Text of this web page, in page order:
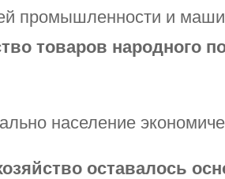
промышленности и
товаров народного
население
оставалось